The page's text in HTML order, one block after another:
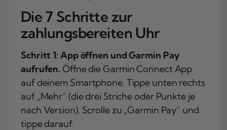
Die 7 Schritte zur
zahlungsbereiten Uhr
Schritt 1: App öffnen und Garmin Pay
aufrufen. Öffne die Garmin Connect App
auf deinem Smartphone. Tippe unten rechts
auf „Mehr“ (die drei Striche oder Punkte je
nach Version). Scrolle zu „Garmin Pay“ und
tippe darauf.